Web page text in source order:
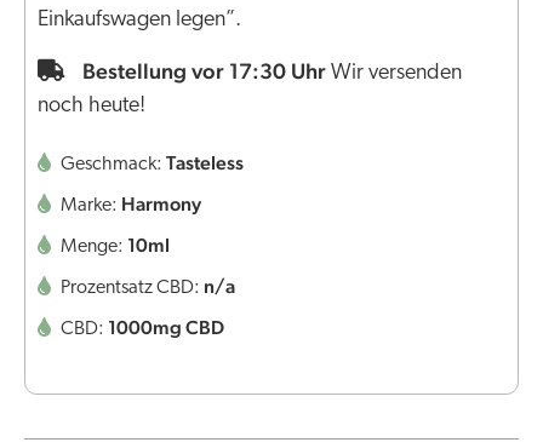
Einkaufswagen legen”.
Bestellung vor 17:30 Uhr Wir versenden
noch heute!
Geschmack: Tasteless
Marke: Harmony
Menge: 10ml
Prozentsatz CBD: n/a
CBD: 1000mg CBD